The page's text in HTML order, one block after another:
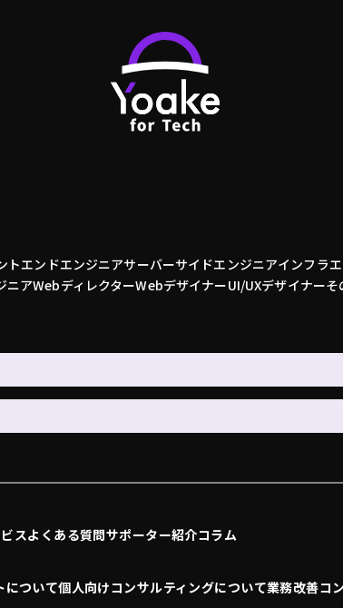
トエンドエンジニアサーバーサイドエンジニアインフラ
ニアWebディレクターWebデザイナーUI/UXデザイナーそ
スよくある質問サポーター紹介コラム
について個人向けコンサルティングについて業務改善コ